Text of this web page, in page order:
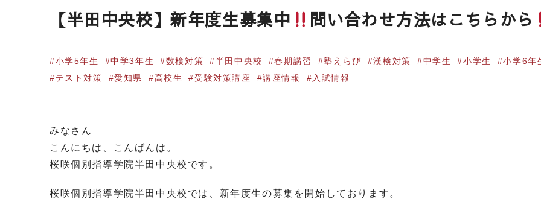
【半田中央校】新年度生募集中 問い合わせ方法はこちらから
小学5年生 中学3年生 数検対策 半田中央校 春期講習 塾えらび 漢検対策 中学生 小学生 小学6年
テスト対策
愛知県 高校生 受験対策講座 講座情報 入試情報
みなさん
こんにちは、こんばんは。
桜咲個別指導学院半田中央校です。
桜咲個別指導学院半田中央校では、新年度生の募集を開始しております。